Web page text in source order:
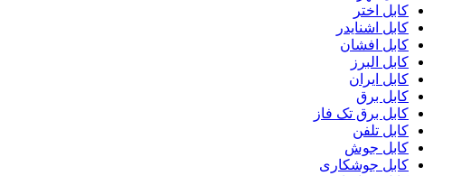
کابل اختر
کابل اشنایدر
کابل افشان
کابل البرز
کابل ایران
کابل برق
کابل برق تک فاز
کابل تلفن
کابل جوش
کابل جوشکاری